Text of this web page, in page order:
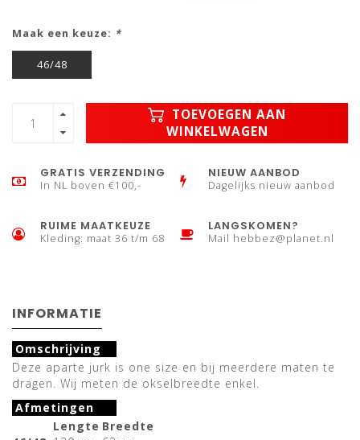
Maak een keuze: *
46/48
TOEVOEGEN AAN
WINKELWAGEN
GRATIS VERZENDING
In NL boven €100,-
NIEUW AANBOD
Dagelijks nieuw aanbod
RUIME MAATKEUZE
Kleding: maat 36 t/m 68
LANGSKOMEN?
Mail hebbez@planet.nl
INFORMATIE
Omschrijving
Deze aparte jurk is one size en bij meerdere maten te
dragen. Wij meten de okselbreedte enkel.
Afmetingen
Lengte Breedte